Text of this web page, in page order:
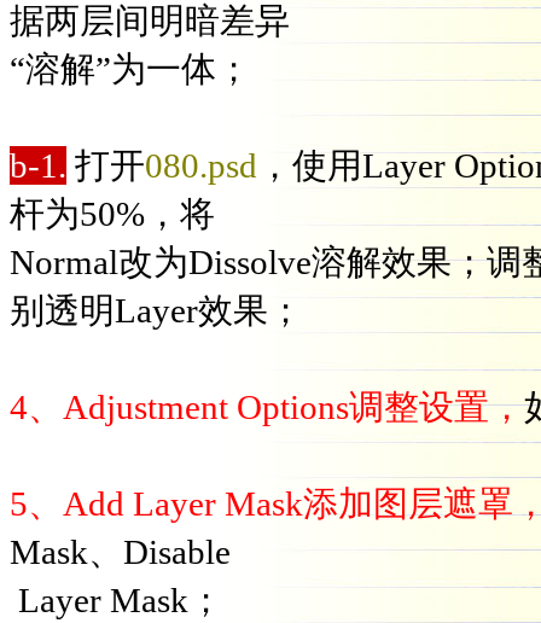
据两层间明暗差异
“溶解”为一体；
b-1. 打开080.psd ，使用Layer
杆为50%，将
Normal改为Dissolve溶解效果；
别透明Layer效果；
4、Adjustment Options调整设置，
5、Add Layer Mask添加图层遮罩
Mask、Disable
Layer Mask；